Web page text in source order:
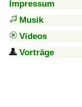
Impressum
Musik
Videos
Vorträge